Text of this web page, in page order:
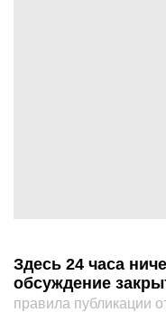
Здесь 24 часа
обсуждение
правила публикации